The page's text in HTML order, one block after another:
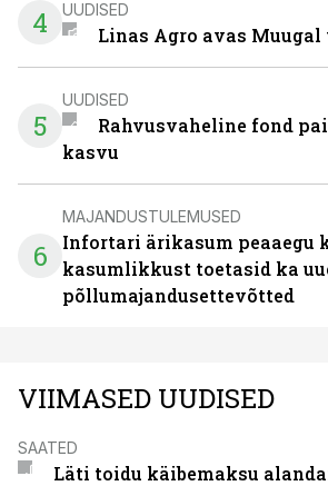
4 UUDISED
Linas Agro avas
5
UUDISED
Rahvusvaheline fond
kasvu
6
MAJANDUSTULEMUSED
Infortari ärikasum peaaegu
kasumlikkust toetasid ka
põllumajandusettevõtted
VIIMASED UUDISED
SAATED
Läti toidu käibemaksu